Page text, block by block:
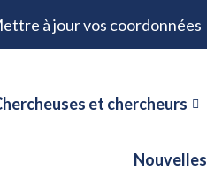
à jour vos coordonnées
et chercheurs
Nouvelles